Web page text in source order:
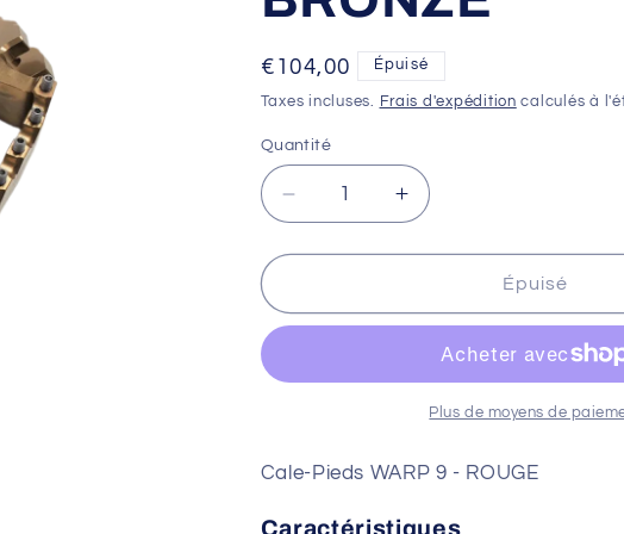
Prix
habituel
€104,00 Épuisé
Taxes incluses. Frais d'expédition calculés à
Quantité
Réduire
la
quantité
Cale-
9
Augmenter
la
quantité
Cale-
WARP
9
Épuisé
Plus de moyens de
Cale-Pieds WARP 9 - ROUGE